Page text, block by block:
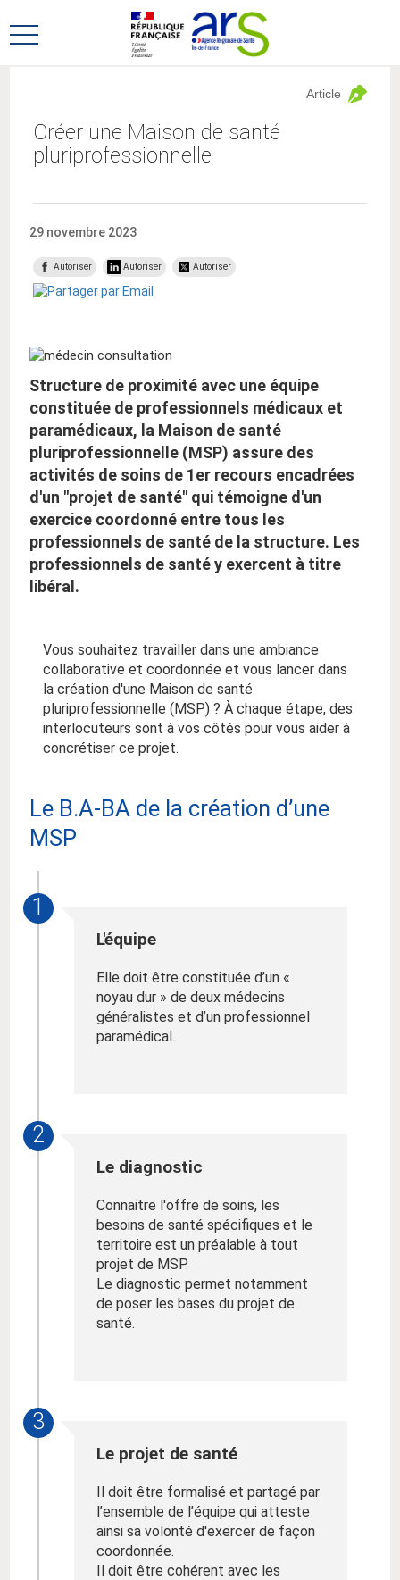
au
menu
au
contenu
Ouvrir
Créer une Maison de santé
pluriprofessionnelle
Article
29 novembre 2023
Autoriser Autoriser Autoriser
Structure de proximité avec une équipe
constituée de professionnels médicaux et
paramédicaux, la Maison de santé
pluriprofessionnelle (MSP) assure des
activités de soins de 1er recours encadrées
d'un "projet de santé" qui témoigne d'un
exercice coordonné entre tous les
professionnels de santé de la structure. Les
professionnels de santé y exercent à titre
libéral.
Vous souhaitez travailler dans une ambiance
collaborative et coordonnée et vous lancer dans
la création d'une Maison de santé
pluriprofessionnelle (MSP) ? À chaque étape, des
interlocuteurs sont à vos côtés pour vous aider à
concrétiser ce projet.
Le B.A-BA de la création d’une
MSP
1
L'équipe
Elle doit être constituée d’un «
noyau dur » de deux médecins
généralistes et d’un professionnel
paramédical.
2
Le diagnostic
Connaitre l'offre de soins, les
besoins de santé spécifiques et le
territoire est un préalable à tout
projet de MSP.
Le diagnostic permet notamment
de poser les bases du projet de
santé.
3
Le projet de santé
Il doit être formalisé et partagé par
l’ensemble de l’équipe qui atteste
ainsi sa volonté d'exercer de façon
coordonnée.
Il doit être cohérent avec les